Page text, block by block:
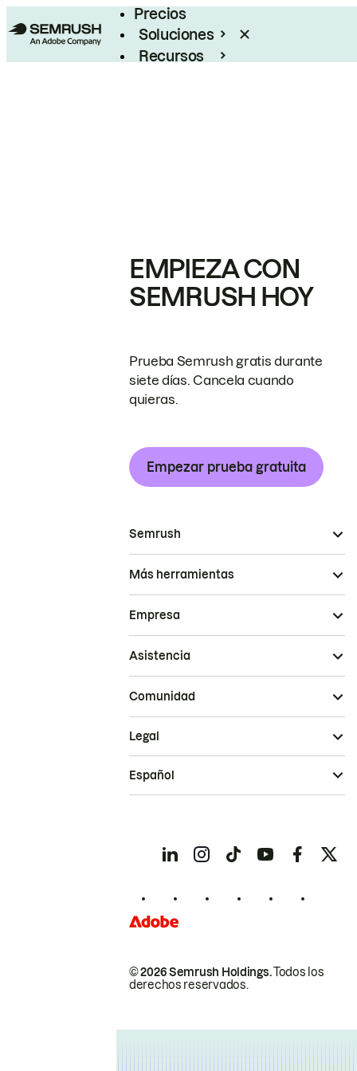
Precios
Soluciones
Recursos
EMPIEZA CON
SEMRUSH HOY
Prueba Semrush gratis durante
siete días. Cancela cuando
quieras.
Empezar prueba gratuita
Semrush
Más herramientas
Empresa
Asistencia
Comunidad
© 2026 Semrush Holdings.Todos los
derechos reservados.
Legal
Español